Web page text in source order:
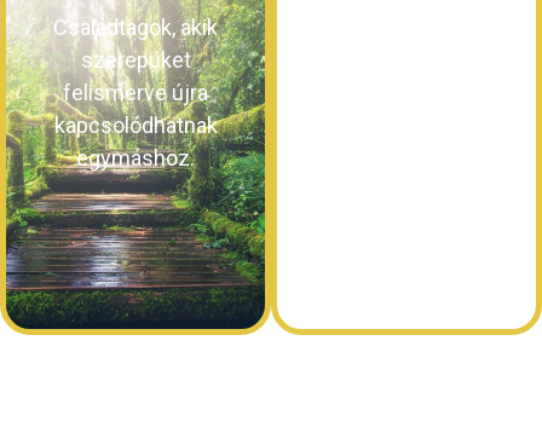
Családtagok, akik
szerepüket
felismerve újra
kapcsolódhatnak
egymáshoz.